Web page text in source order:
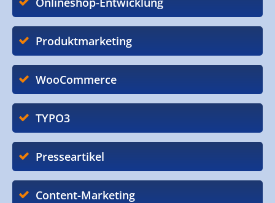
Produktmarketing
WooCommerce
TYPO3
Presseartikel
Content-Marketing